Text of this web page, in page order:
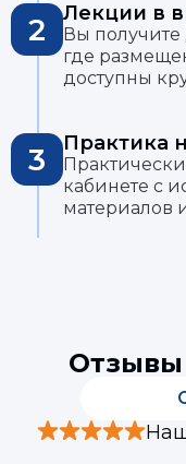
2 Лекции в
Вы
где
доступны
3 Практика
кабинете с
материалов
Отзывы